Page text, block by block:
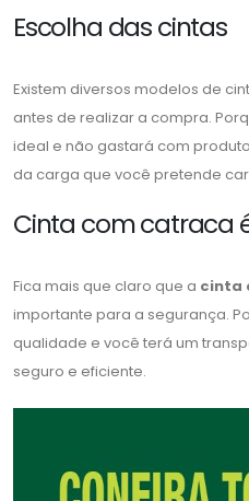
Escolha das cintas
Existem diversos modelos de
antes de realizar a compra.
ideal e não gastará com
da carga que você pretende
Cinta com catraca
Fica mais que claro que a cinta
importante para a segurança.
qualidade e você terá um
seguro e eficiente.